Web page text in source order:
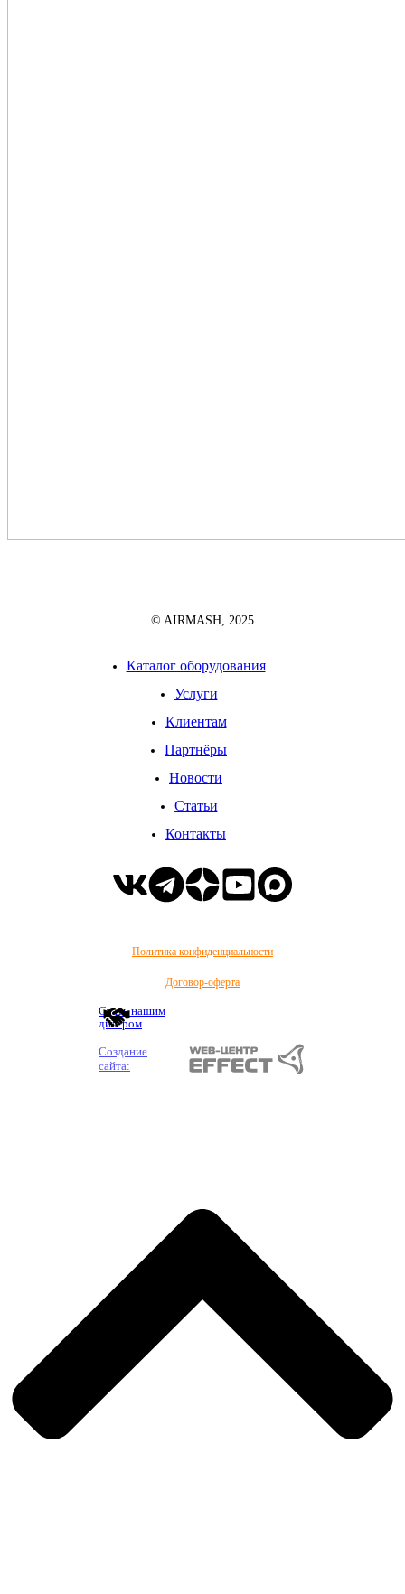
© AIRMASH, 2025
Каталог оборудования
Услуги
Клиентам
Партнёры
Новости
Статьи
Контакты
Политика конфиденциальности
Договор-оферта
Стать нашим
дилером
Создание
сайта: